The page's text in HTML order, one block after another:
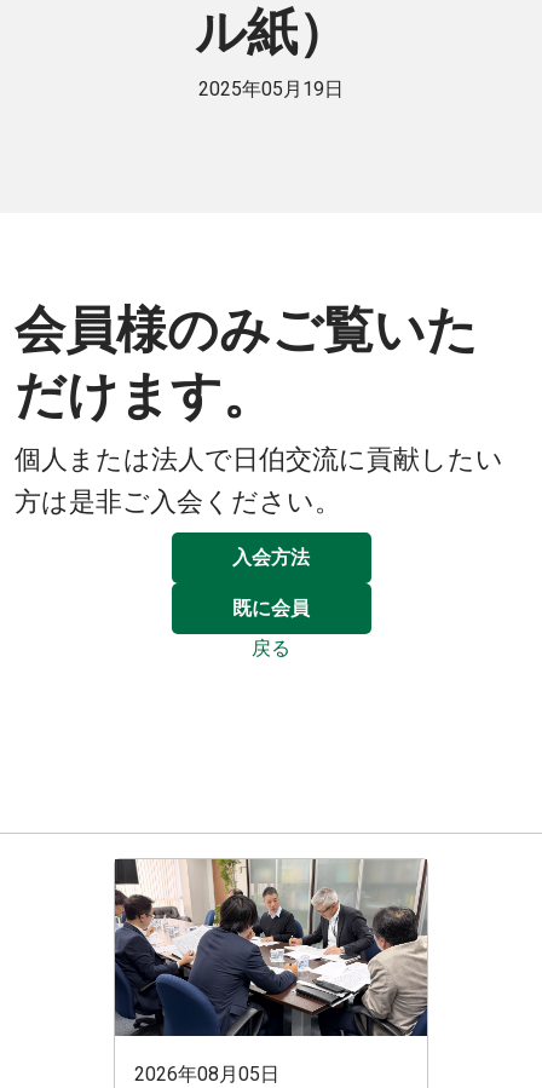
ル紙）
2025年05月19日
会員様のみご覧いた
だけます。
個人または法人で日伯交流に貢献したい
方は是非ご入会ください。
入会方法
既に会員
戻る
2026年08月05日